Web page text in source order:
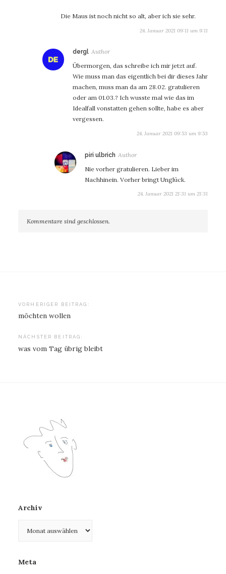
Die Maus ist noch nicht so alt, aber ich sie sehr.
24. Januar 2021 09:11 um 9:11
dergl sagt:
Übermorgen, das schreibe ich mir jetzt auf.
Wie muss man das eigentlich bei dir dieses Jahr
machen, muss man da am 28.02. gratulieren
oder am 01.03.? Ich wusste mal wie das im
Idealfall vonstatten gehen sollte, habe es aber
vergessen.
24. Januar 2021 09:53 um 9:53
piri ulbrich sagt:
Nie vorher gratulieren. Lieber im
Nachhinein. Vorher bringt Unglück.
24. Januar 2021 21:31 um 21:31
Kommentare sind geschlossen.
Beitragsnavigation
VORHERIGER BEITRAG:
möchten wollen
NÄCHSTER BEITRAG:
was vom Tag übrig bleibt
Archiv
Meta